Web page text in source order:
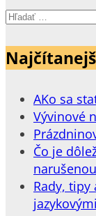
Hľadať:
AKo sa
Vývinové
Čo je
Rady,